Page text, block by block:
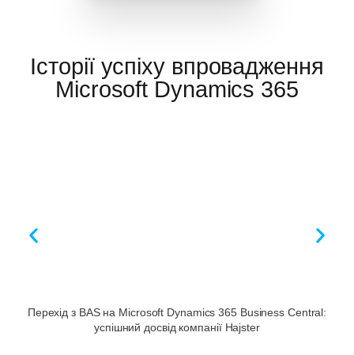
Історії успіху впровадження
Microsoft Dynamics 365
Перехід з BAS на Microsoft Dynamics 365 Business Central:
успішний досвід компанії Hajster